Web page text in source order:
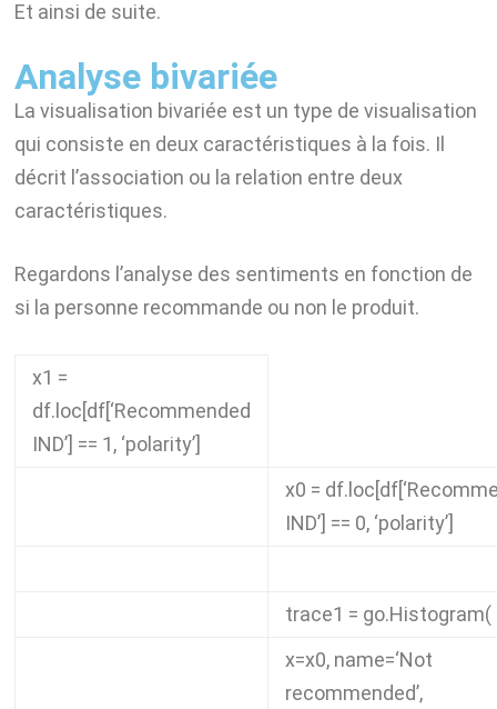
Et ainsi de suite.
Analyse bivariée
La visualisation bivariée est un type de visualisation
qui consiste en deux caractéristiques à la fois. Il
décrit l’association ou la relation entre deux
caractéristiques.
Regardons l’analyse des sentiments en fonction de
si la personne recommande ou non le produit.
x1 =
df. loc[df[‘Recommended
IND’] == 1, ‘polarity’]
x0 = df. loc[df[
IND’] == 0, ‘polarity’]
trace1 = go.Histogram(
x=x0, name=‘Not
recommended’,